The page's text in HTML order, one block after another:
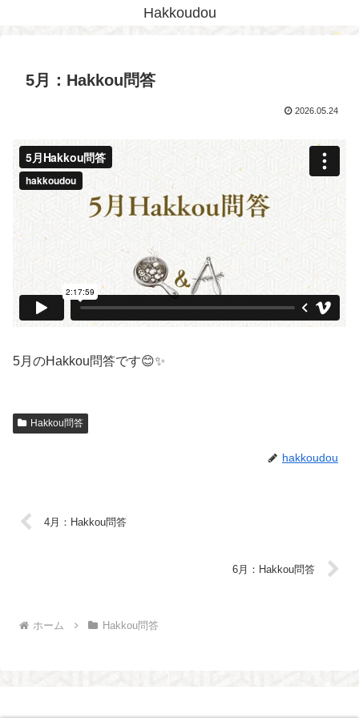
Hakkoudou
5月：Hakkou問答
2026.05.24
5月のHakkou問答です😊✨
Hakkou問答
hakkoudou
4月：Hakkou問答
6月：Hakkou問答
ホーム Hakkou問答